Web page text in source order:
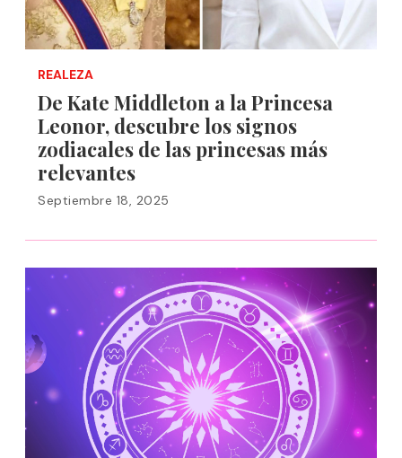
REALEZA
De Kate Middleton a la Princesa
Leonor, descubre los signos
zodiacales de las princesas más
relevantes
Septiembre 18, 2025